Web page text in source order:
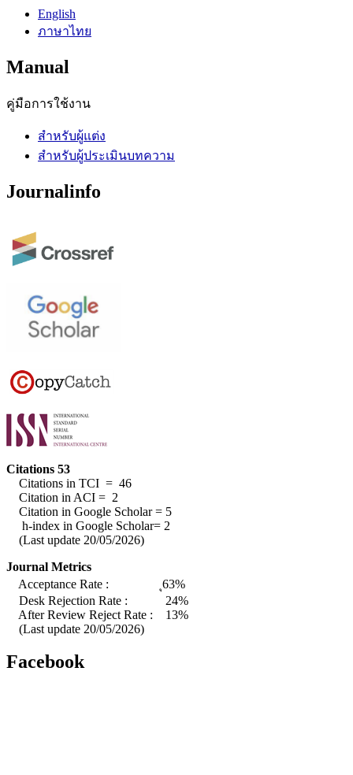
English
ภาษาไทย
Manual
คู่มือการใช้งาน
สำหรับผู้แต่ง
สำหรับผู้ประเมินบทความ
Journalinfo
Citations 53
Citations in TCI = 46
Citation in ACI = 2
Citation in Google Scholar = 5
h-index in Google Scholar= 2
(Last update 20/05/2026)
Journal Metrics
Acceptance Rate : ุ63%
Desk Rejection Rate : 24%
After Review Reject Rate : 13%
(Last update 20/05/2026)
Facebook